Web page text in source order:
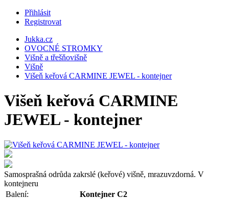
Přihlásit
Registrovat
Jukka.cz
OVOCNÉ STROMKY
Višně a třešňovišně
Višně
Višeň keřová CARMINE JEWEL - kontejner
Višeň keřová CARMINE
JEWEL - kontejner
Samosprašná odrůda zakrslé (keřové) višně, mrazuvzdorná. V
kontejneru
Balení:
Kontejner C2